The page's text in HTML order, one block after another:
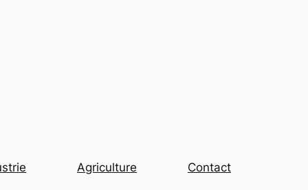
Agriculture Contact